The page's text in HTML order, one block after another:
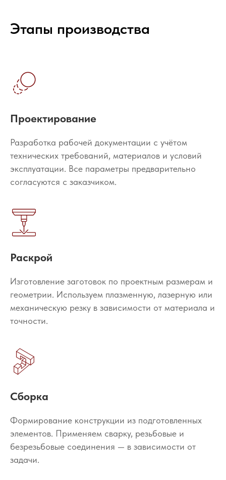
Этапы производства
Проектирование
Разработка рабочей документации с учётом
технических требований, материалов и условий
эксплуатации. Все параметры предварительно
согласуются с заказчиком.
Раскрой
Изготовление заготовок по проектным размерам и
геометрии. Используем плазменную, лазерную или
механическую резку в зависимости от материала и
точности.
Сборка
Формирование конструкции из подготовленных
элементов. Применяем сварку, резьбовые и
безрезьбовые соединения — в зависимости от
задачи.